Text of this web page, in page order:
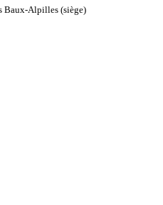
Baux-Alpilles (siège)